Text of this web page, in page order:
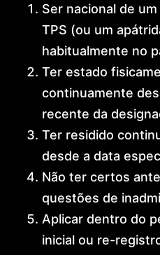
Ser nacional de
TPS (ou um
habitualmente no
Ter estado
continuamente
recente da
Ter residido
desde a data
Não ter certos
questões de
Aplicar dentro do
inicial ou re-